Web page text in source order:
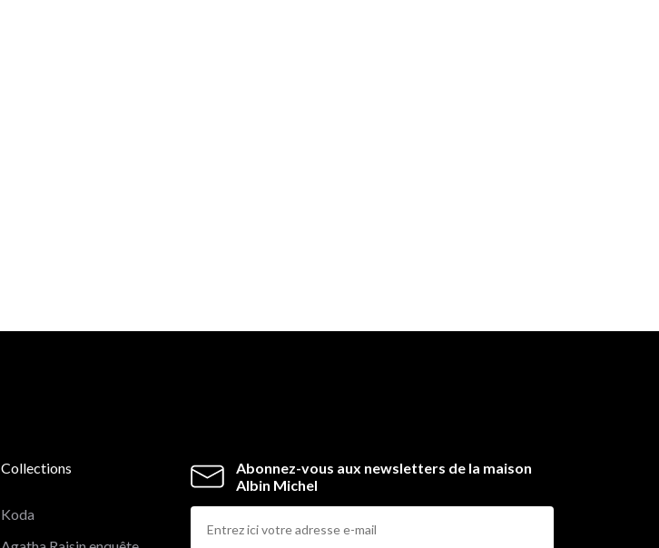
Abonnez-vous aux newsletters de la maison
Albin Michel
Collections
Koda